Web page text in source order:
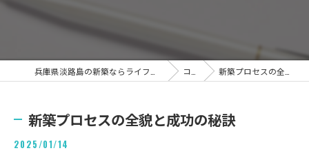
コラム 新築プロセスの全貌と成功の秘訣
新築プロセスの全貌と成功の秘訣
2025/01/14